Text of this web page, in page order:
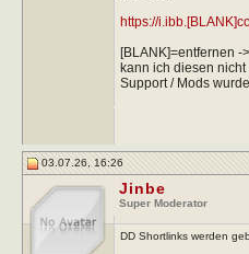
https://
[BLANK]=entfernen -
kann ich diesen nicht
Support / Mods
03.07.26, 16:26
Jinbe
Super Moderator
DD Shortlinks werden